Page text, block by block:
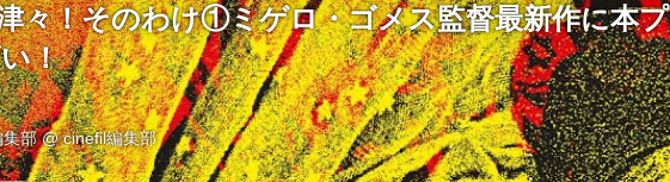
々！そのわけ①ミゲロ・ゴメス監督最新作に本プ
！
集部@cinefil編集部